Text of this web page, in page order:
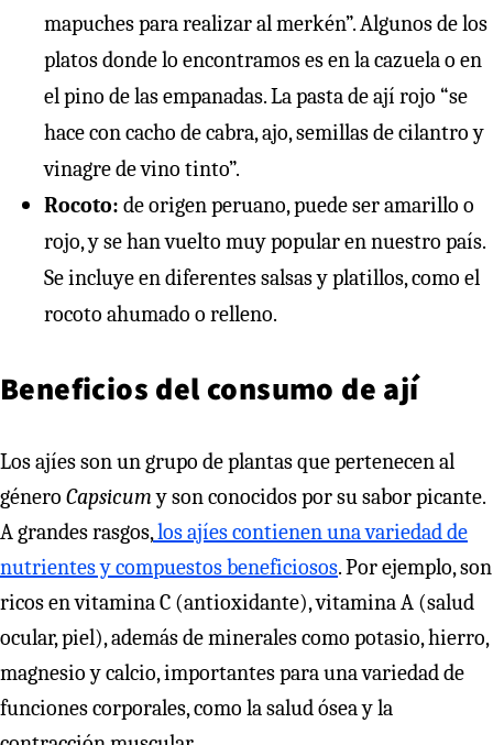
mapuches para realizar al merkén”. Algunos de los
platos donde lo encontramos es en la cazuela o en
el pino de las empanadas. La pasta de ají rojo “se
hace con cacho de cabra, ajo, semillas de cilantro y
vinagre de vino tinto”.
Rocoto: de origen peruano, puede ser amarillo o
rojo, y se han vuelto muy popular en nuestro país.
Se incluye en diferentes salsas y platillos, como el
rocoto ahumado o relleno.
Beneficios del consumo de ají
Los ajíes son un grupo de plantas que pertenecen al
género Capsicumy son conocidos por su sabor picante.
A grandes rasgos,los ajíes contienen una variedad de
nutrientes y compuestos beneficiosos. Por ejemplo, son
ricos en vitamina C (antioxidante), vitamina A (salud
ocular, piel), además de minerales como potasio, hierro,
magnesio y calcio, importantes para una variedad de
funciones corporales, como la salud ósea y la